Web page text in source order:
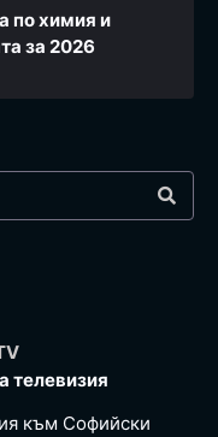
по химия и
за 2026
телевизия
към Софийски